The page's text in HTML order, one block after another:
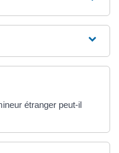
étranger peut-il